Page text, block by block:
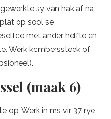
sy van hak af na
op sool se
met ander helfte en
Werk komberssteek of
(maak 6)
op. Werk in ms vir 37 rye